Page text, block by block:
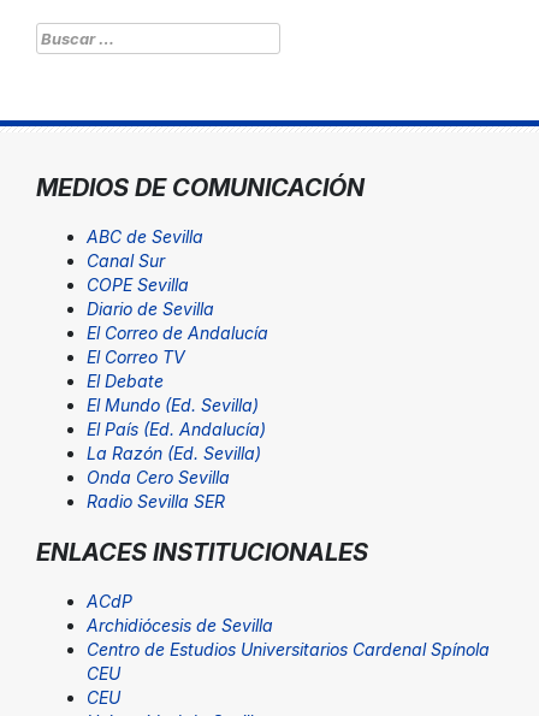
Buscar:
MEDIOS DE COMUNICACIÓN
ABC de Sevilla
Canal Sur
COPE Sevilla
Diario de Sevilla
El Correo de Andalucía
El Correo TV
El Debate
El Mundo (Ed. Sevilla)
El País (Ed. Andalucía)
La Razón (Ed. Sevilla)
Onda Cero Sevilla
Radio Sevilla SER
ENLACES INSTITUCIONALES
ACdP
Archidiócesis de Sevilla
Centro de Estudios Universitarios Cardenal Spínola
CEU
CEU